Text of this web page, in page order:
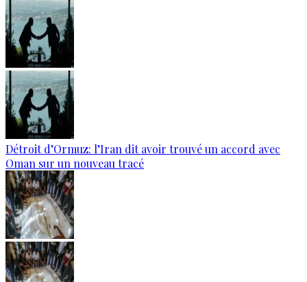
Détroit d’Ormuz: l’Iran dit avoir trouvé un accord avec
Oman sur un nouveau tracé